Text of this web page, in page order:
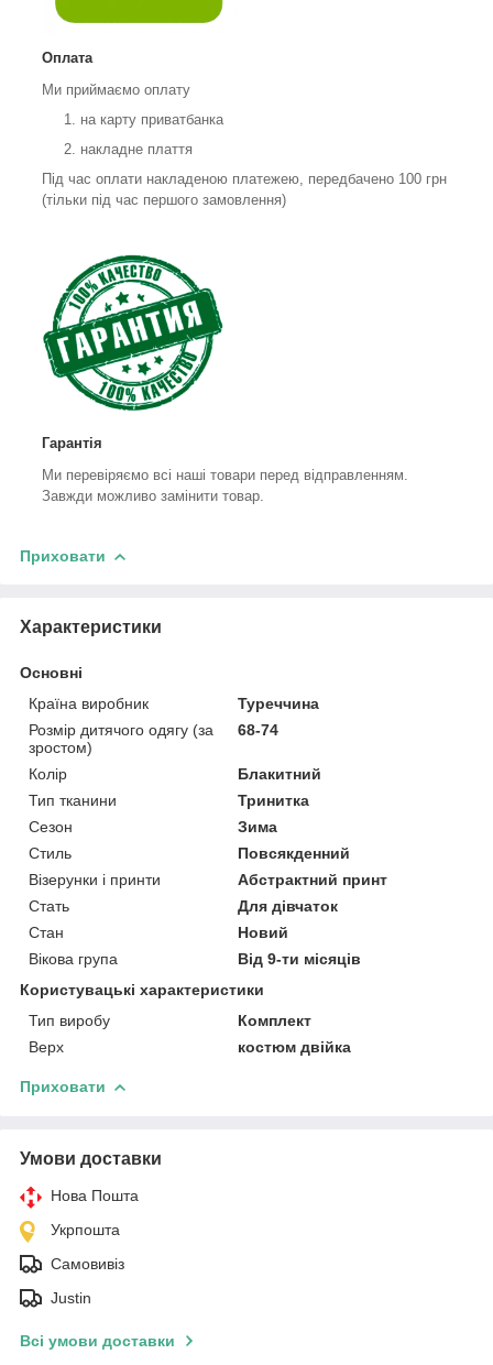
Оплата
Ми приймаємо оплату
на карту приватбанка
накладне плаття
Під час оплати накладеною платежею, передбачено 100 грн
(тільки під час першого замовлення)
Гарантія
Ми перевіряємо всі наші товари перед відправленням.
Завжди можливо замінити товар.
Приховати
Характеристики
Основні
Країна виробник
Туреччина
Розмір дитячого одягу (за
зростом)
68-74
Колір
Блакитний
Тип тканини
Тринитка
Сезон
Зима
Стиль
Повсякденний
Візерунки і принти
Абстрактний принт
Стать
Для дівчаток
Стан
Новий
Вікова група
Від 9-ти місяців
Користувацькі характеристики
Тип виробу
Комплект
Верх
костюм двійка
Приховати
Умови доставки
Нова Пошта
Укрпошта
Самовивіз
Justin
Всі умови доставки